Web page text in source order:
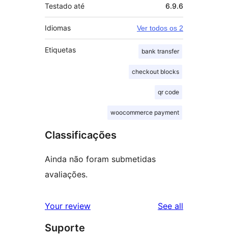
Testado até 6.9.6
Idiomas Ver todos os 2
Etiquetas bank transfer
checkout blocks
qr code
woocommerce payment
Classificações
Ainda não foram submetidas
avaliações.
Your review See all
Suporte